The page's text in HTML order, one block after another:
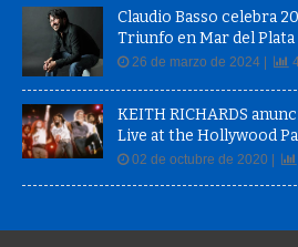
Claudio Basso celebra
Triunfo en Mar del Plata
26 de marzo de 2024 |
KEITH RICHARDS
Live at the Hollywood
02 de octubre de 2020 |